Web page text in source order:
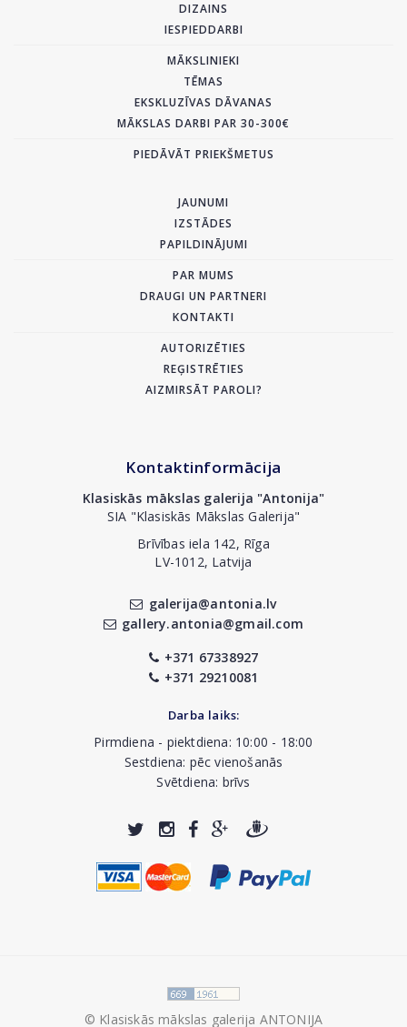
DIZAINS
IESPIEDDARBI
MĀKSLINIEKI
TĒMAS
EKSKLUZĪVAS DĀVANAS
MĀKSLAS DARBI PAR 30-300€
PIEDĀVĀT PRIEKŠMETUS
JAUNUMI
IZSTĀDES
PAPILDINĀJUMI
PAR MUMS
DRAUGI UN PARTNERI
KONTAKTI
AUTORIZĒTIES
REĢISTRĒTIES
AIZMIRSĀT PAROLI?
Kontaktinformācija
Klasiskās mākslas galerija "Antonija"
SIA "Klasiskās Mākslas Galerija"
Brīvības iela 142, Rīga
LV-1012, Latvija
galerija@antonia.lv
gallery.antonia@gmail.com
+371 67338927
+371 29210081
Darba laiks:
Pirmdiena - piektdiena: 10:00 - 18:00
Sestdiena: pēc vienošanās
Svētdiena: brīvs
© Klasiskās mākslas galerija ANTONIJA